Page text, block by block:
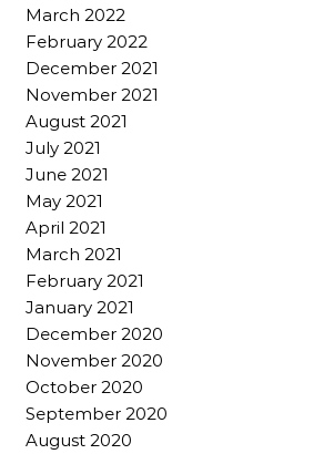
March 2022
February 2022
December 2021
November 2021
August 2021
July 2021
June 2021
May 2021
April 2021
March 2021
February 2021
January 2021
December 2020
November 2020
October 2020
September 2020
August 2020